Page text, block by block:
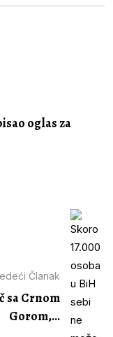
oglas za
Članak
sa Crnom
Gorom,...